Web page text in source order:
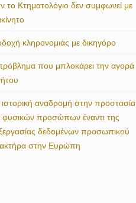
το Κτηματολόγιο δεν συμφωνεί με
κληρονομιάς με δικηγόρο
που μπλοκάρει την αγορά
ιστορική αναδρομή στην προστασία
φυσικών προσώπων έναντι της
δεδομένων προσωπικού
στην Ευρώπη